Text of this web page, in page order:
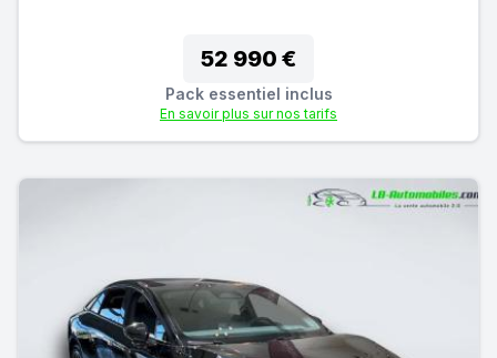
52 990 €
Pack essentiel inclus
En savoir plus sur nos tarifs